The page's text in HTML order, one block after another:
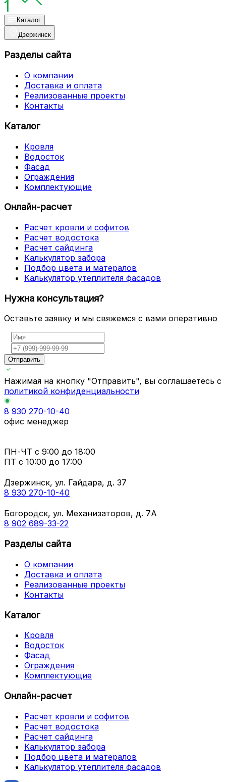
Каталог
Дзержинск
Разделы сайта
О компании
Доставка и оплата
Реализованные проекты
Контакты
Каталог
Кровля
Водосток
Фасад
Ограждения
Комплектующие
Онлайн-расчет
Расчет кровли и софитов
Расчет водостока
Расчет сайдинга
Калькулятор забора
Подбор цвета и матералов
Калькулятор утеплителя фасадов
Нужна консультация?
Оставьте заявку и мы свяжемся с вами оперативно
Отправить
Нажимая на кнопку "Отправить", вы соглашаетесь с
политикой конфиденциальности
8 930 270-10-40
офис менеджер
ПН-ЧТ с 9:00 до 18:00
ПТ с 10:00 до 17:00
Дзержинск, ул. Гайдара, д. 37
8 930 270-10-40
Богородск, ул. Механизаторов, д. 7А
8 902 689-33-22
Разделы сайта
О компании
Доставка и оплата
Реализованные проекты
Контакты
Каталог
Кровля
Водосток
Фасад
Ограждения
Комплектующие
Онлайн-расчет
Расчет кровли и софитов
Расчет водостока
Расчет сайдинга
Калькулятор забора
Подбор цвета и матералов
Калькулятор утеплителя фасадов